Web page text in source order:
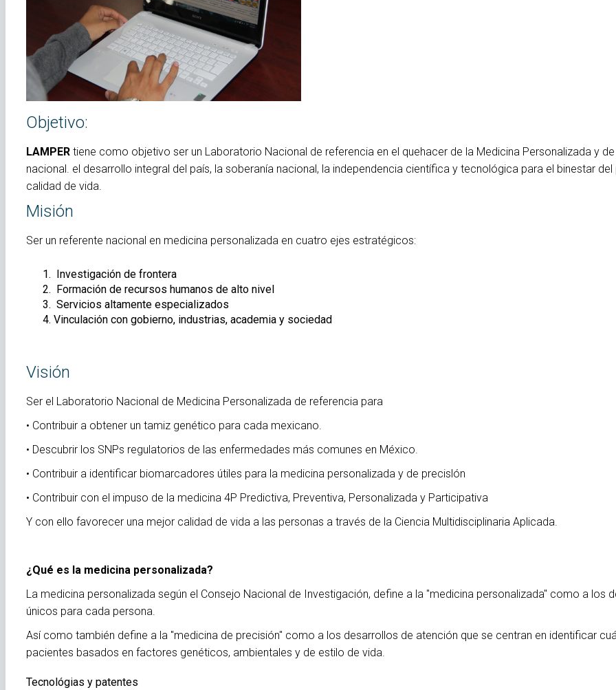
Objetivo:
LAMPER tiene como objetivo ser un Laboratorio Nacional de referencia en el quehacer de la Medicina Personalizada y
nacional. el desarrollo integral del país, la soberanía nacional, la independencia científica y tecnológica para el binestar
calidad de vida.
Misión
Ser un referente nacional en medicina personalizada en cuatro ejes estratégicos:
Investigación de frontera
Formación de recursos humanos de alto nivel
Servicios altamente especializados
Vinculación con gobierno, industrias, academia y sociedad
Visión
Ser el Laboratorio Nacional de Medicina Personalizada de referencia para
• Contribuir a obtener un tamiz genético para cada mexicano.
• Descubrir los SNPs regulatorios de las enfermedades más comunes en México.
• Contribuir a identificar biomarcadores útiles para la medicina personalizada y de precislón
• Contribuir con el impuso de la medicina 4P Predictiva, Preventiva, Personalizada y Participativa
Y con ello favorecer una mejor calidad de vida a las personas a través de la Ciencia Multidisciplinaria Aplicada.
¿Qué es la medicina personalizada?
La medicina personalizada según el Consejo Nacional de Investigación, define a la "medicina personalizada" como a los
únicos para cada persona.
Así como también define a la "medicina de precisión" como a los desarrollos de atención que se centran en identificar
pacientes basados en factores genéticos, ambientales y de estilo de vida.
Tecnológias y patentes